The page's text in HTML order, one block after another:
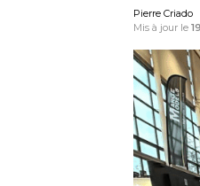
Pierre Criado
Mis à jour le